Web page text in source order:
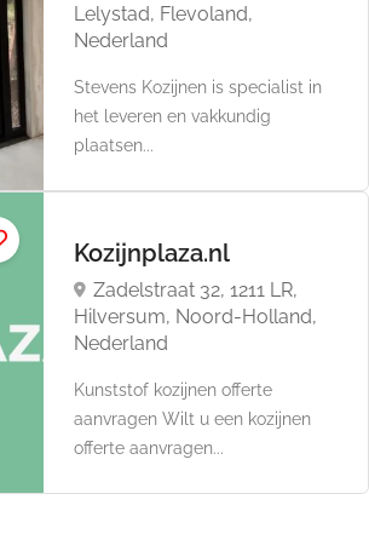
Lelystad, Flevoland,
Nederland
Stevens Kozijnen is specialist in
het leveren en vakkundig
plaatsen...
Kozijnplaza.nl
Zadelstraat 32, 1211 LR,
Hilversum, Noord-Holland,
Nederland
Kunststof kozijnen offerte
aanvragen Wilt u een kozijnen
offerte aanvragen...